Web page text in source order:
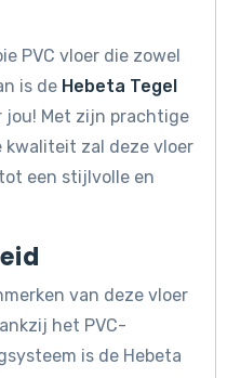
PVC vloer die zowel
is de Hebeta Tegel
jou! Met zijn prachtige
zal deze vloer
een stijlvolle en
van deze vloer
het PVC-
is de Hebeta